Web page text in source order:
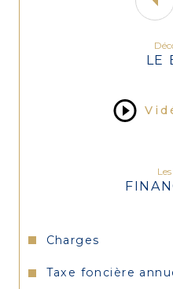
LE
Charges
Taxe foncière